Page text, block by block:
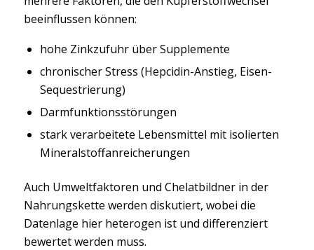
beeinflussen können:
hohe Zinkzufuhr über Supplemente
chronischer Stress (Hepcidin-Anstieg, Eisen-
Sequestrierung)
Darmfunktionsstörungen
stark verarbeitete Lebensmittel mit isolierten
Mineralstoffanreicherungen
Auch Umweltfaktoren und Chelatbildner in der
Nahrungskette werden diskutiert, wobei die
Datenlage hier heterogen ist und differenziert
bewertet werden muss.